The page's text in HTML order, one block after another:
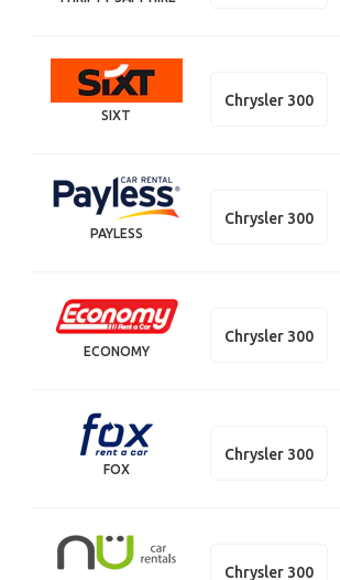
SIXT
Chrysler 300
PAYLESS
Chrysler 300
ECONOMY
Chrysler 300
FOX
Chrysler 300
Chrysler 300